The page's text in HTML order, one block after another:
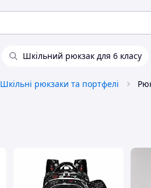
Шкільний рюкзак для 6 класу
Шкільні рюкзаки та портфелі